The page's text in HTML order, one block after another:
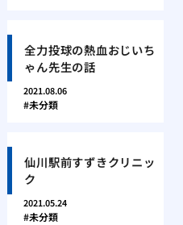
全力投球の熱血おじいち
ゃん先生の話
2021.08.06
未分類
仙川駅前すずきクリニッ
ク
2021.05.24
未分類